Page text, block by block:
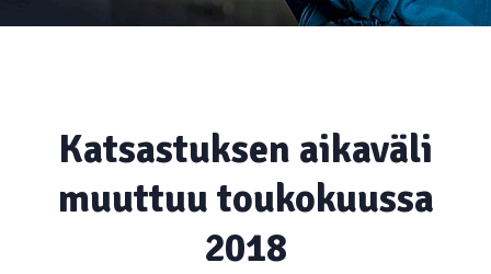
Katsastuksen aikaväli
muuttuu toukokuussa
2018